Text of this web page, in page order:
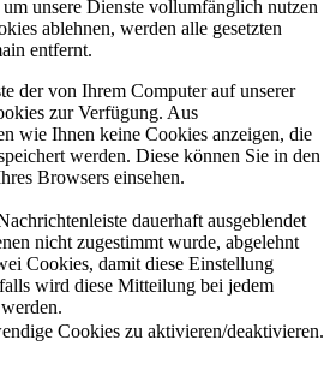
unsere Dienste vollumfänglich nutzen
ablehnen, werden alle gesetzten
entfernt.
der von Ihrem Computer auf unserer
zur Verfügung. Aus
wie Ihnen keine Cookies anzeigen, die
werden. Diese können Sie in den
Browsers einsehen.
dauerhaft ausgeblendet
nicht zugestimmt wurde, abgelehnt
Cookies, damit diese Einstellung
wird diese Mitteilung bei jedem
Cookies zu aktivieren/deaktivieren.